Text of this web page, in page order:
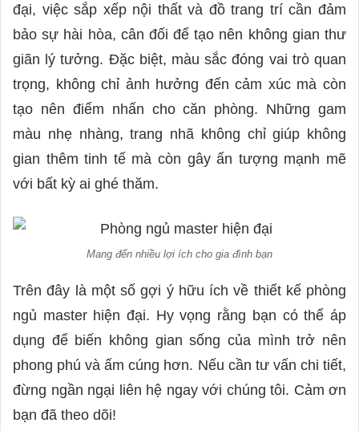
đại, việc sắp xếp nội thất và đồ trang trí cần đảm
bảo sự hài hòa, cân đối để tạo nên không gian thư
giãn lý tưởng. Đặc biệt, màu sắc đóng vai trò quan
trọng, không chỉ ảnh hưởng đến cảm xúc mà còn
tạo nên điểm nhấn cho căn phòng. Những gam
màu nhẹ nhàng, trang nhã không chỉ giúp không
gian thêm tinh tế mà còn gây ấn tượng mạnh mẽ
với bất kỳ ai ghé thăm.
Mang đến nhiều lợi ích cho gia đình bạn
Trên đây là một số gợi ý hữu ích về thiết kế phòng
ngủ master hiện đại. Hy vọng rằng bạn có thể áp
dụng để biến không gian sống của mình trở nên
phong phú và ấm cúng hơn. Nếu cần tư vấn chi tiết,
đừng ngần ngại liên hệ ngay với chúng tôi. Cảm ơn
bạn đã theo dõi!